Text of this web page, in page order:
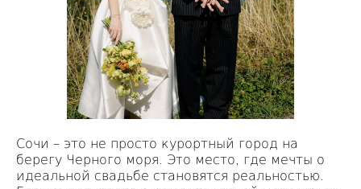
Сочи – это не просто курортный город на
берегу Черного моря. Это место, где мечты о
идеальной свадьбе становятся реальностью.